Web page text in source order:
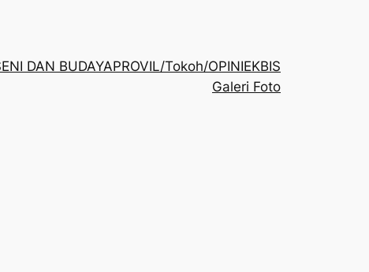
DAN BUDAYAPROVIL/Tokoh/OPINIEKBIS
Galeri Foto